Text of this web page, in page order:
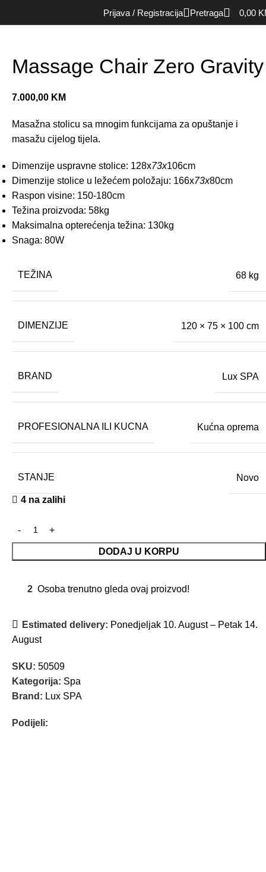
Prijava / Registracija Pretraga 0,00
Massage Chair Zero GravityBack to products
Massage Chair Zero Gravity
7.000,00 KM
Masažna stolicu sa mnogim funkcijama za opuštanje i
masažu cijelog tijela.
Dimenzije uspravne stolice: 128x73x106cm
Dimenzije stolice u ležećem položaju: 166x73x80cm
Raspon visine: 150-180cm
Težina proizvoda: 58kg
Maksimalna opterećenja težina: 130kg
Snaga: 80W
TEŽINA 68 kg
DIMENZIJE 120 × 75 × 100 cm
BRAND Lux SPA
PROFESIONALNA ILI KUCNA Kućna oprema
STANJE Novo
4 na zalihi
DODAJ U KORPU
2 Osoba trenutno gleda ovaj proizvod!
Estimated delivery: Ponedjeljak 10. August – Petak 14.
August
SKU: 50509
Kategorija: Spa
Brand: Lux SPA
Podijeli: